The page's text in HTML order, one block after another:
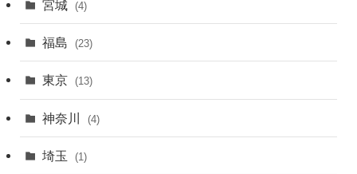
宮城 (4)
福島 (23)
東京 (13)
神奈川 (4)
埼玉 (1)